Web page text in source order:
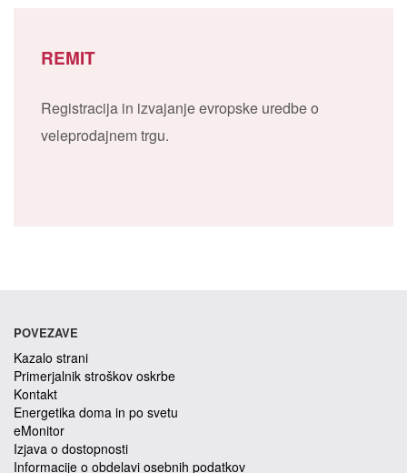
REMIT
Registracija in izvajanje evropske uredbe o
veleprodajnem trgu.
POVEZAVE
Kazalo strani
Primerjalnik stroškov oskrbe
Kontakt
Energetika doma in po svetu
eMonitor
Izjava o dostopnosti
Informacije o obdelavi osebnih podatkov